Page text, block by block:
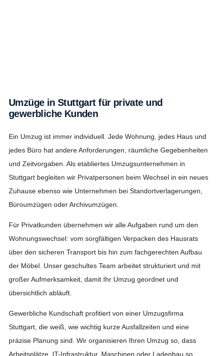
Umzüge in Stuttgart für private und
gewerbliche Kunden
Ein Umzug ist immer individuell. Jede Wohnung, jedes Haus und
jedes Büro hat andere Anforderungen, räumliche Gegebenheiten
und Zeitvorgaben. Als etabliertes Umzugsunternehmen in
Stuttgart begleiten wir Privatpersonen beim Wechsel in ein neues
Zuhause ebenso wie Unternehmen bei Standortverlagerungen,
Büroumzügen oder Archivumzügen.
Für Privatkunden übernehmen wir alle Aufgaben rund um den
Wohnungswechsel: vom sorgfältigen Verpacken des Hausrats
über den sicheren Transport bis hin zum fachgerechten Aufbau
der Möbel. Unser geschultes Team arbeitet strukturiert und mit
großer Aufmerksamkeit, damit Ihr Umzug geordnet und
übersichtlich abläuft.
Gewerbliche Kundschaft profitiert von einer Umzugsfirma
Stuttgart, die weiß, wie wichtig kurze Ausfallzeiten und eine
präzise Planung sind. Wir organisieren Ihren Umzug so, dass
Arbeitsplätze, IT-Infrastruktur, Maschinen oder Ladenbau so